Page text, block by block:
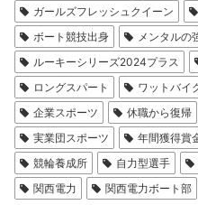
ガールズフレッシュクイーン
ボート競技出身
メンタルの
ルーキーシリーズ2024プラス
ロングスパート
ワットバイ
企業スポーツ
休職から復帰
実業団スポーツ
年間獲得賞
競輪養成所
自力型選手
関西電力
関西電力ボート部